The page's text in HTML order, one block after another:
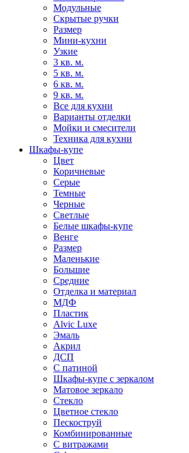
Модульные
Скрытые ручки
Размер
Мини-кухни
Узкие
3 кв. м.
5 кв. м.
6 кв. м.
9 кв. м.
Все для кухни
Варианты отделки
Мойки и смесители
Техника для кухни
Шкафы-купе
Цвет
Коричневые
Серые
Темные
Черные
Светлые
Белые шкафы-купе
Венге
Размер
Маленькие
Большие
Средние
Отделка и материал
МДФ
Пластик
Alvic Luxe
Эмаль
Акрил
ДСП
С патиной
Шкафы-купе с зеркалом
Матовое зеркало
Стекло
Цветное стекло
Пескоструй
Комбинированные
С витражами